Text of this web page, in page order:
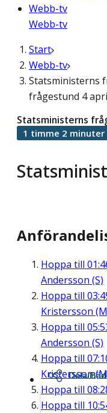
Webb-tv
Webb-tv
Start
Webb-tv
Statsministerns
frågestund 4
Statsministerns
1 timme 2 minuter
Hoppa till
Andersson (S)
Hoppa till
Kristersson
Hoppa till
Andersson (S)
Hoppa till
Kristersson
Hoppa till
Hoppa till
Dela/